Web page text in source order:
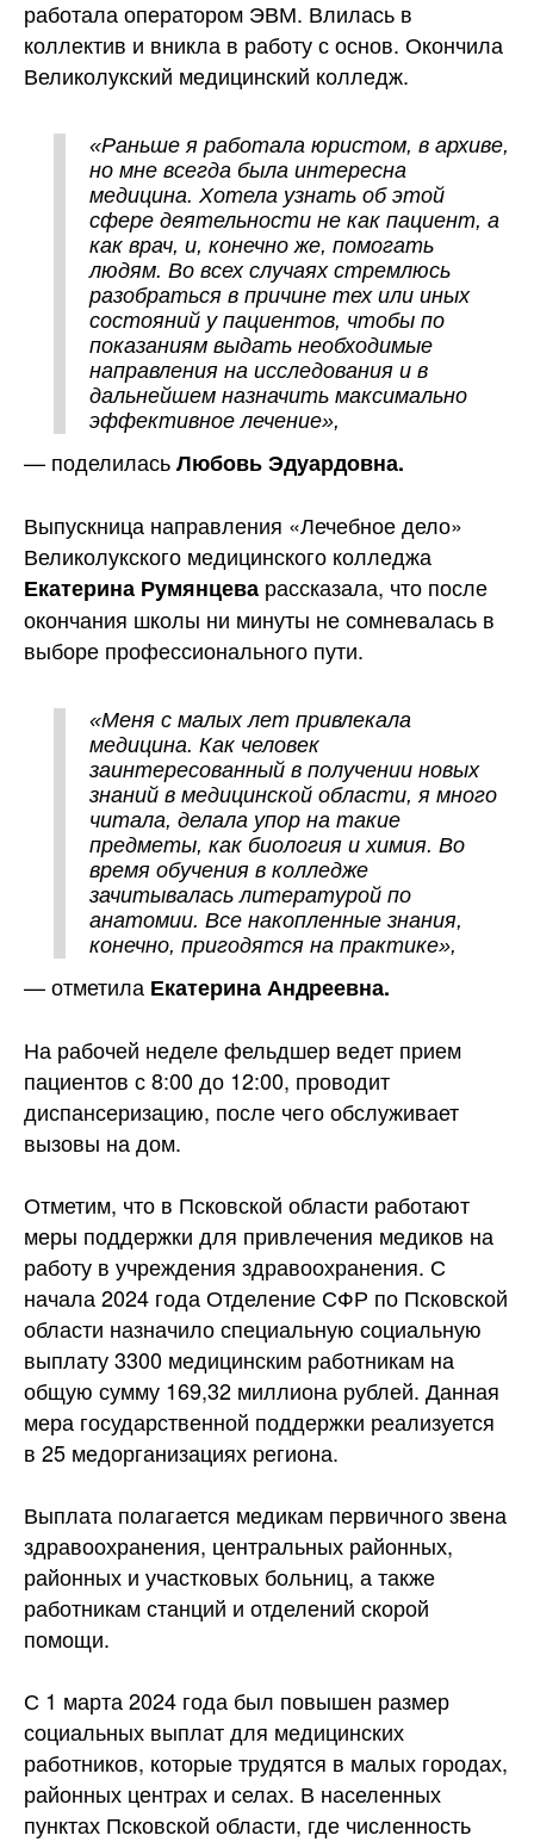
работала оператором ЭВМ. Влилась в
коллектив и вникла в работу с основ. Окончила
Великолукский медицинский колледж.
«Раньше я работала юристом, в архиве,
но мне всегда была интересна
медицина. Хотела узнать об этой
сфере деятельности не как пациент, а
как врач, и, конечно же, помогать
людям. Во всех случаях стремлюсь
разобраться в причине тех или иных
состояний у пациентов, чтобы по
показаниям выдать необходимые
направления на исследования и в
дальнейшем назначить максимально
эффективное лечение»,
— поделиласьЛюбовь Эдуардовна.
Выпускница направления «Лечебное дело»
Великолукского медицинского колледжа
Екатерина Румянцева рассказала, что после
окончания школы ни минуты не сомневалась в
выборе профессионального пути.
«Меня с малых лет привлекала
медицина. Как человек
заинтересованный в получении новых
знаний в медицинской области, я много
читала, делала упор на такие
предметы, как биология и химия. Во
время обучения в колледже
зачитывалась литературой по
анатомии. Все накопленные знания,
конечно, пригодятся на практике»,
— отметила Екатерина Андреевна.
На рабочей неделе фельдшер ведет прием
пациентов с 8:00 до 12:00, проводит
диспансеризацию, после чего обслуживает
вызовы на дом.
Отметим, что в Псковской области работают
меры поддержки для привлечения медиков на
работу в учреждения здравоохранения. С
начала 2024 года Отделение СФР по Псковской
области назначило специальную социальную
выплату 3300 медицинским работникам на
общую сумму 169,32 миллиона рублей. Данная
мера государственной поддержки реализуется
в 25 медорганизациях региона.
Выплата полагается медикам первичного звена
здравоохранения, центральных районных,
районных и участковых больниц, а также
работникам станций и отделений скорой
помощи.
С 1 марта 2024 года был повышен размер
социальных выплат для медицинских
работников, которые трудятся в малых городах,
районных центрах и селах. В населенных
пунктах Псковской области, где численность